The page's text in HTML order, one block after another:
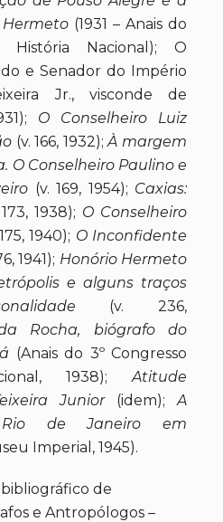
(1931 – Anais do
História Nacional); O
e Senador do Império
Jr., visconde de
O Conselheiro Luiz
(v. 166, 1932);À margem
O Conselheiro Paulino e
(v. 169, 1954); Caxias:
1938); O Conselheiro
1940); O Inconfidente
1941); Honório Hermeto
e alguns traços
(v. 236,
Rocha, biógrafo do
(Anais do 3º Congresso
1938);Atitude
Junior(idem);A
de Janeiro em
Imperial, 1945).
de
e Antropólogos –